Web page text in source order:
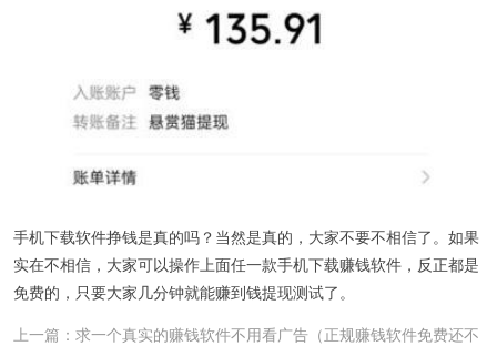
手机下载软件挣钱是真的吗？当然是真的，大家不要不相信了。如果
实在不相信，大家可以操作上面任一款手机下载赚钱软件，反正都是
免费的，只要大家几分钟就能赚到钱提现测试了。
上一篇：求一个真实的赚钱软件不用看广告（正规赚钱软件免费还不